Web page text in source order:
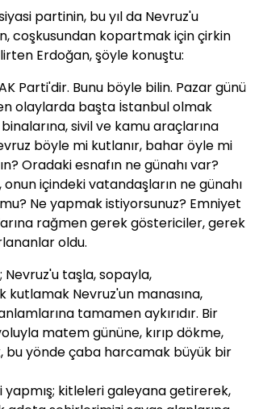
partinin, bu yıl da Nevruz'u
coşkusundan kopartmak için çirkin
Erdoğan, şöyle konuştu:
Parti'dir. Bunu böyle bilin. Pazar günü
olaylarda başta İstanbul olmak
sivil ve kamu araçlarına
böyle mi kutlanır, bahar öyle mi
Oradaki esnafın ne günahı var?
içindeki vatandaşların ne günahı
Ne yapmak istiyorsunuz? Emniyet
rağmen gerek göstericiler, gerek
oldu.
taşla, sopayla,
Nevruz'un manasına,
tamamen aykırıdır. Bir
matem gününe, kırıp dökme,
yönde çaba harcamak büyük bir
yapmış; kitleleri galeyana getirerek,